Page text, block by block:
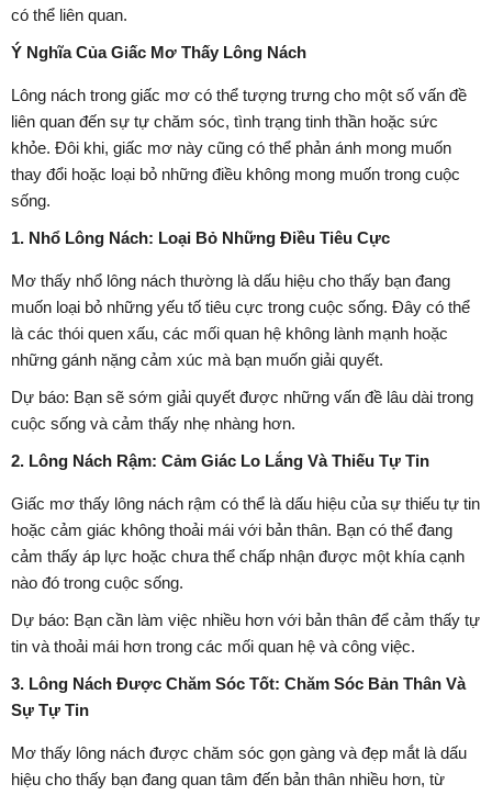
có thể liên quan.
Ý Nghĩa Của Giấc Mơ Thấy Lông Nách
Lông nách trong giấc mơ có thể tượng trưng cho một số vấn đề
liên quan đến sự tự chăm sóc, tình trạng tinh thần hoặc sức
khỏe. Đôi khi, giấc mơ này cũng có thể phản ánh mong muốn
thay đổi hoặc loại bỏ những điều không mong muốn trong cuộc
sống.
1. Nhổ Lông Nách: Loại Bỏ Những Điều Tiêu Cực
Mơ thấy nhổ lông nách thường là dấu hiệu cho thấy bạn đang
muốn loại bỏ những yếu tố tiêu cực trong cuộc sống. Đây có thể
là các thói quen xấu, các mối quan hệ không lành mạnh hoặc
những gánh nặng cảm xúc mà bạn muốn giải quyết.
Dự báo: Bạn sẽ sớm giải quyết được những vấn đề lâu dài trong
cuộc sống và cảm thấy nhẹ nhàng hơn.
2. Lông Nách Rậm: Cảm Giác Lo Lắng Và Thiếu Tự Tin
Giấc mơ thấy lông nách rậm có thể là dấu hiệu của sự thiếu tự tin
hoặc cảm giác không thoải mái với bản thân. Bạn có thể đang
cảm thấy áp lực hoặc chưa thể chấp nhận được một khía cạnh
nào đó trong cuộc sống.
Dự báo: Bạn cần làm việc nhiều hơn với bản thân để cảm thấy tự
tin và thoải mái hơn trong các mối quan hệ và công việc.
3. Lông Nách Được Chăm Sóc Tốt: Chăm Sóc Bản Thân Và
Sự Tự Tin
Mơ thấy lông nách được chăm sóc gọn gàng và đẹp mắt là dấu
hiệu cho thấy bạn đang quan tâm đến bản thân nhiều hơn, từ